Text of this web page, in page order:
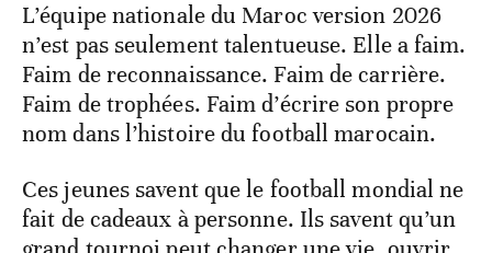
L’équipe nationale du Maroc version 2026
n’est pas seulement talentueuse. Elle a faim.
Faim de reconnaissance. Faim de carrière.
Faim de trophées. Faim d’écrire son propre
nom dans l’histoire du football marocain.
Ces jeunes savent que le football mondial ne
fait de cadeaux à personne. Ils savent qu’un